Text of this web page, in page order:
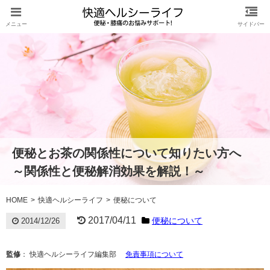
便秘とお茶の関係性について知りたい方へ
～関係性と便秘解消効果を解説！～
HOME 快適ヘルシーライフ 便秘について
2014/12/26 2017/04/11 便秘について
監修 ： 快適ヘルシーライフ編集部 免責事項について